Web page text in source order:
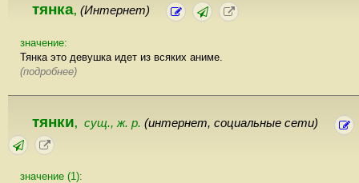
тянка, (Интернет)
значение:
Тянка это девушка идет из всяких аниме.
(подробнее)
тянки, сущ., ж. р. (интернет, социальные сети)
значение (1):